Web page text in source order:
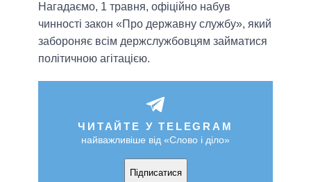
Нагадаємо, 1 травня, офіційно набув
чинності закон «Про державну службу», який
забороняє всім держслужбовцям займатися
політичною агітацією.
ЧИТАЙТЕ У TELEGRAM
найважливіше від «Слово і діло»
Підписатися